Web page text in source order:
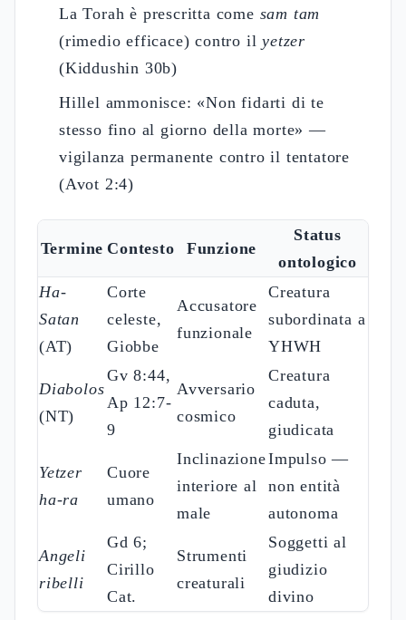
La Torah è prescritta come sam tam
(rimedio efficace) contro ilyetzer
(Kiddushin 30b)
Hillel ammonisce: «Non fidarti di te
stesso fino al giorno della morte» —
vigilanza permanente contro il tentatore
(Avot 2:4)
Termine Contesto Funzione
Status
ontologico
Ha-
Satan
(AT)
Corte
celeste,
Giobbe
Accusatore
funzionale
Creatura
subordinata a
YHWH
Diabolos
(NT)
Gv 8:44,
Ap 12:7-
9
Avversario
cosmico
Creatura
caduta,
giudicata
Yetzer
ha-ra
Cuore
umano
Inclinazione
interiore al
male
Impulso —
non entità
autonoma
Angeli
ribelli
Gd 6;
Cirillo
Cat.
Strumenti
creaturali
Soggetti al
giudizio
divino